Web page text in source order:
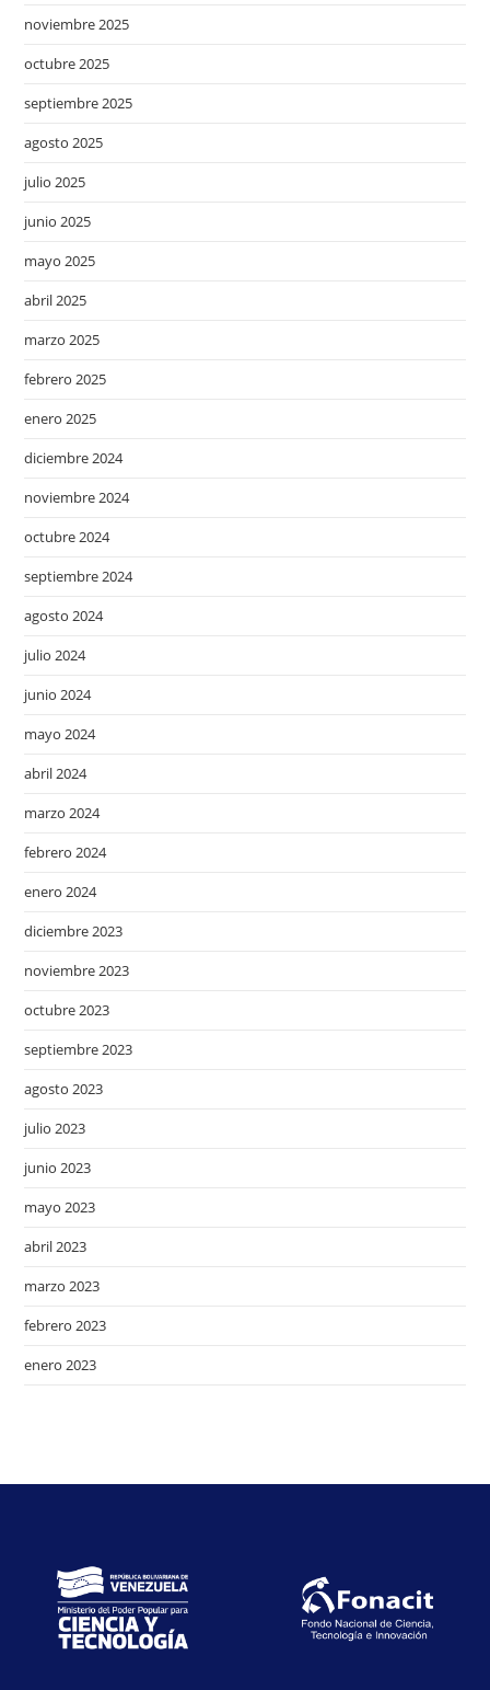
noviembre 2025
octubre 2025
septiembre 2025
agosto 2025
julio 2025
junio 2025
mayo 2025
abril 2025
marzo 2025
febrero 2025
enero 2025
diciembre 2024
noviembre 2024
octubre 2024
septiembre 2024
agosto 2024
julio 2024
junio 2024
mayo 2024
abril 2024
marzo 2024
febrero 2024
enero 2024
diciembre 2023
noviembre 2023
octubre 2023
septiembre 2023
agosto 2023
julio 2023
junio 2023
mayo 2023
abril 2023
marzo 2023
febrero 2023
enero 2023